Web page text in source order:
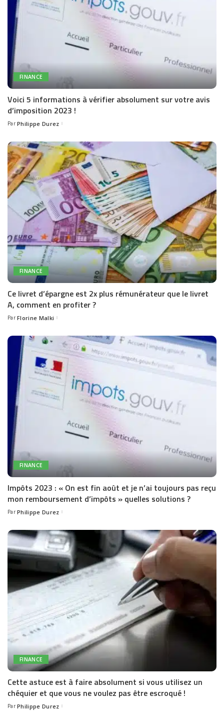
FINANCE
Voici 5 informations à vérifier absolument sur votre avis
d’imposition 2023 !
Posted
Par Philippe Durez
FINANCE
Ce livret d’épargne est 2x plus rémunérateur que le livret
A, comment en profiter ?
Posted
Par Florine Malki
FINANCE
Impôts 2023 : « On est fin août et je n’ai toujours pas reçu
mon remboursement d’impôts » quelles solutions ?
Posted
Par Philippe Durez
FINANCE
Cette astuce est à faire absolument si vous utilisez un
chéquier et que vous ne voulez pas être escroqué !
Posted
Par Philippe Durez